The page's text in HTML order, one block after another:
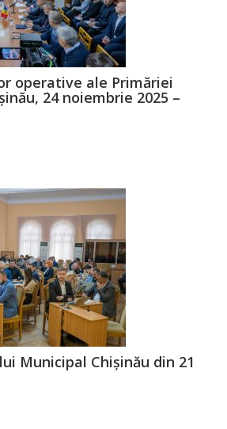
operative ale Primăriei
24 noiembrie 2025 –
Municipal Chișinău din 21